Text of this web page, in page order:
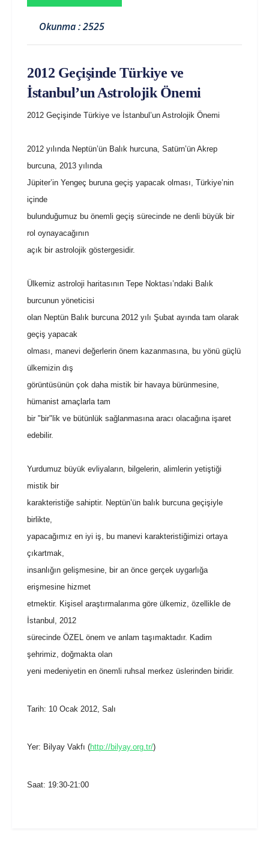
Okunma : 2525
2012 Geçişinde Türkiye ve
İstanbul’un Astrolojik Önemi
2012 Geçişinde Türkiye ve İstanbul’un Astrolojik Önemi
2012 yılında Neptün’ün Balık hurcuna, Satürn’ün Akrep
burcuna, 2013 yılında
Jüpiter’in Yengeç buruna geçiş yapacak olması, Türkiye’nin
içinde
bulunduğumuz bu önemli geçiş sürecinde ne denli büyük bir
rol oynayacağının
açık bir astrolojik göstergesidir.
Ülkemiz astroloji haritasının Tepe Noktası’ndaki Balık
burcunun yöneticisi
olan Neptün Balık burcuna 2012 yılı Şubat ayında tam olarak
geçiş yapacak
olması, manevi değerlerin önem kazanmasına, bu yönü güçlü
ülkemizin dış
görüntüsünün çok daha mistik bir havaya bürünmesine,
hümanist amaçlarla tam
bir "bir"lik ve bütünlük sağlanmasına aracı olacağına işaret
edebilir.
Yurdumuz büyük evliyaların, bilgelerin, alimlerin yetiştiği
mistik bir
karakteristiğe sahiptir. Neptün’ün balık burcuna geçişiyle
birlikte,
yapacağımız en iyi iş, bu manevi karakteristiğimizi ortaya
çıkartmak,
insanlığın gelişmesine, bir an önce gerçek uygarlığa
erişmesine hizmet
etmektir. Kişisel araştırmalarıma göre ülkemiz, özellikle de
İstanbul, 2012
sürecinde ÖZEL önem ve anlam taşımaktadır. Kadim
şehrimiz, doğmakta olan
yeni medeniyetin en önemli ruhsal merkez üslerinden biridir.
Tarih: 10 Ocak 2012, Salı
Yer: Bilyay Vakfı (http://bilyay.org.tr/)
Saat: 19:30-21:00